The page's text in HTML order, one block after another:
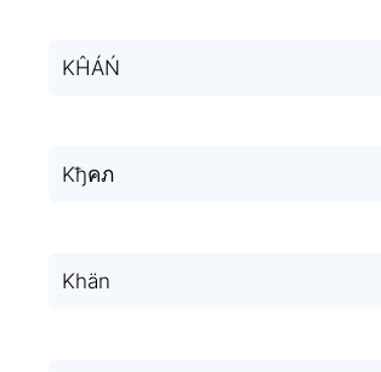
KĤÁŃ
Kђคภ
Khän